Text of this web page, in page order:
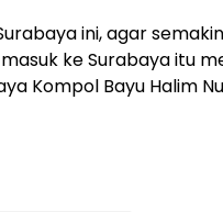
ini, agar
ke Surabaya itu
Kompol Bayu Halim